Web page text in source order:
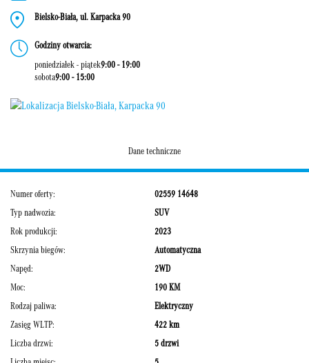
Bielsko-Biała, ul. Karpacka 90
Godziny otwarcia:
poniedziałek - piątek9:00 - 19:00
sobota9:00 - 15:00
Dane techniczne
Numer oferty: 02559 14648
Typ nadwozia: SUV
Rok produkcji: 2023
Skrzynia biegów: Automatyczna
Napęd: 2WD
Moc: 190 KM
Rodzaj paliwa: Elektryczny
Zasięg WLTP: 422 km
Liczba drzwi: 5 drzwi